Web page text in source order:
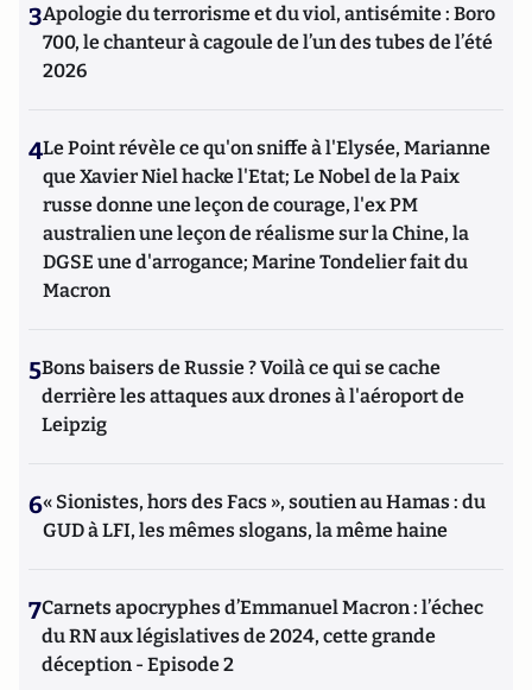
3Apologie du terrorisme et du viol, antisémite : Boro
700, le chanteur à cagoule de l’un des tubes de l’été
2026
4Le Point révèle ce qu'on sniffe à l'Elysée, Marianne
que Xavier Niel hacke l'Etat; Le Nobel de la Paix
russe donne une leçon de courage, l'ex PM
australien une leçon de réalisme sur la Chine, la
DGSE une d'arrogance; Marine Tondelier fait du
Macron
5Bons baisers de Russie ? Voilà ce qui se cache
derrière les attaques aux drones à l'aéroport de
Leipzig
6« Sionistes, hors des Facs », soutien au Hamas : du
GUD à LFI, les mêmes slogans, la même haine
7Carnets apocryphes d’Emmanuel Macron : l’échec
du RN aux législatives de 2024, cette grande
déception - Episode 2